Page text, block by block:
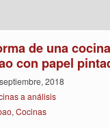
de una
con papel
2018
a análisis
, Cocinas